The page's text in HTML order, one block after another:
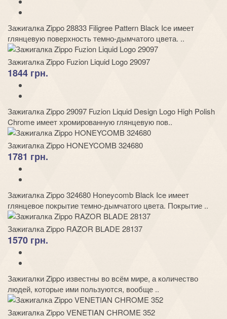
Зажигалка Zippo 28833 Filigree Pattern Black Ice имеет
глянцевую поверхность темно-дымчатого цвета. ..
Зажигалка Zippo Fuzion Liquid Logo 29097
1844 грн.
Зажигалка Zippo 29097 Fuzion Liquid Design Logo High Polish
Chrome имеет хромированную глянцевую пов..
Зажигалка Zippo HONEYCOMB 324680
1781 грн.
Зажигалка Zippo 324680 Honeycomb Black Ice имеет
глянцевое покрытие темно-дымчатого цвета. Покрытие ..
Зажигалка Zippo RAZOR BLADE 28137
1570 грн.
Зажигалки Zippo известны во всём мире, а количество
людей, которые ими пользуются, вообще ..
Зажигалка Zippo VENETIAN CHROME 352